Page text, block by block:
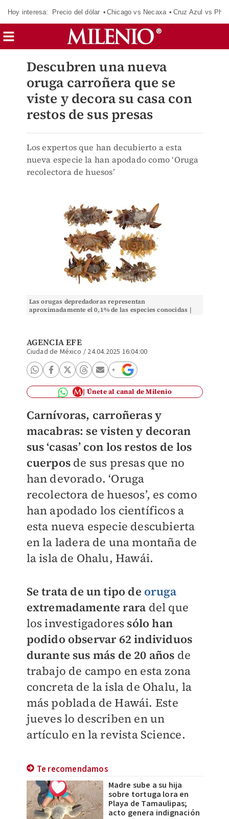
Hoy interesa: Precio del dólar Chicago vs Necaxa Cruz Azul vs
Descubren una nueva
oruga carroñera que se
viste y decora su casa con
restos de sus presas
Los expertos que han decubierto a esta
nueva especie la han apodado como ‘Oruga
recolectora de huesos’
Las orugas depredadoras representan
aproximadamente el 0,1% de las especies conocidas |
AGENCIA EFE
Ciudad de México / 24.04.2025 16:04:00
Únete al canal de Milenio
Carnívoras, carroñeras y
macabras: se visten y decoran
sus ‘casas’ con los restos de los
cuerposde sus presas que no
han devorado. ‘Oruga
recolectora de huesos’, es como
han apodado los científicos a
esta nueva especie descubierta
en la ladera de una montaña de
la isla de Ohalu, Hawái.
Se trata de un tipo de oruga
extremadamente rara del que
los investigadores sólo han
podido observar 62 individuos
durante sus más de 20 años de
trabajo de campo en esta zona
concreta de la isla de Ohalu, la
más poblada de Hawái. Este
jueves lo describen en un
artículo en la revista Science.
Te recomendamos
Madre sube a su hija
sobre tortuga lora en
Playa de Tamaulipas;
acto genera indignación